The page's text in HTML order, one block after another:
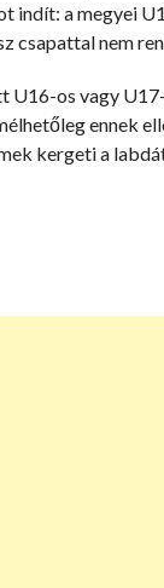
indít: a megyei
csapattal nem
U16-os vagy
ennek
kergeti a